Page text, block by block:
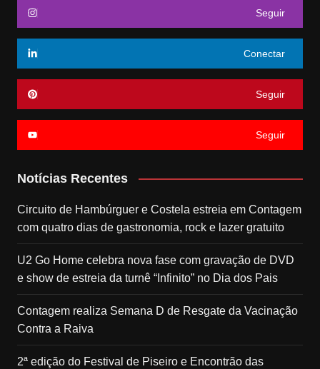
Seguir
Conectar
Seguir
Seguir
Notícias Recentes
Circuito de Hambúrguer e Costela estreia em Contagem
com quatro dias de gastronomia, rock e lazer gratuito
U2 Go Home celebra nova fase com gravação de DVD
e show de estreia da turnê “Infinito” no Dia dos Pais
Contagem realiza Semana D de Resgate da Vacinação
Contra a Raiva
2ª edição do Festival de Piseiro e Encontrão das